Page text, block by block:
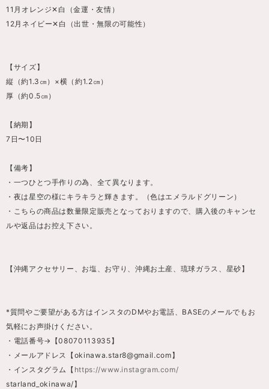
11月オレンジ✕白（金運・友情）
12月ネイビー✕白（出世・無限の可能性）
【サイズ】
縦（約1.3㎝）×横（約1.2㎝）
厚（約0.5㎝）
【納期】
7日〜10日
【備考】
・一つひとつ手作りの為、全て異なります。
・夜は星空の様にキラキラと輝きます。（色はエメラルドグリーン）
・こちらの商品は数量限定販売となっておりますので、購入後のキャンセ
ルや返品はお控え下さい。
【沖縄アクセサリー、お塩、お守り、沖縄お土産、琉球ガラス、星砂】
*質問やご要望がある方はインスタのDMやお電話、BASEのメールでもお
気軽にお声掛けください。
・電話番号→【08070113935】
・メールアドレス【okinawa.star8@gmail.com】
・インスタグラム【 https://www.instagram.com/
starland_okinawa/】